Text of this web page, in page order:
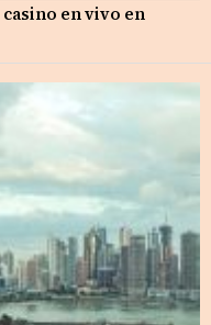
en vivo en